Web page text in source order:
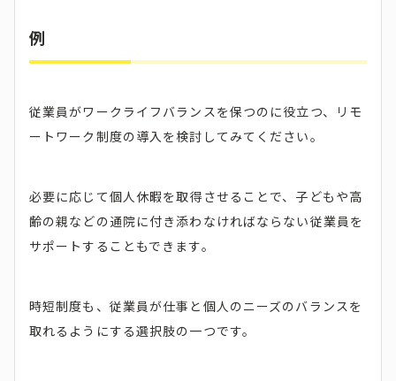
例
従業員がワークライフバランスを保つのに役立つ、リモ
ートワーク制度の導入を検討してみてください。
必要に応じて個人休暇を取得させることで、子どもや高
齢の親などの通院に付き添わなければならない従業員を
サポートすることもできます。
時短制度も、従業員が仕事と個人のニーズのバランスを
取れるようにする選択肢の一つです。